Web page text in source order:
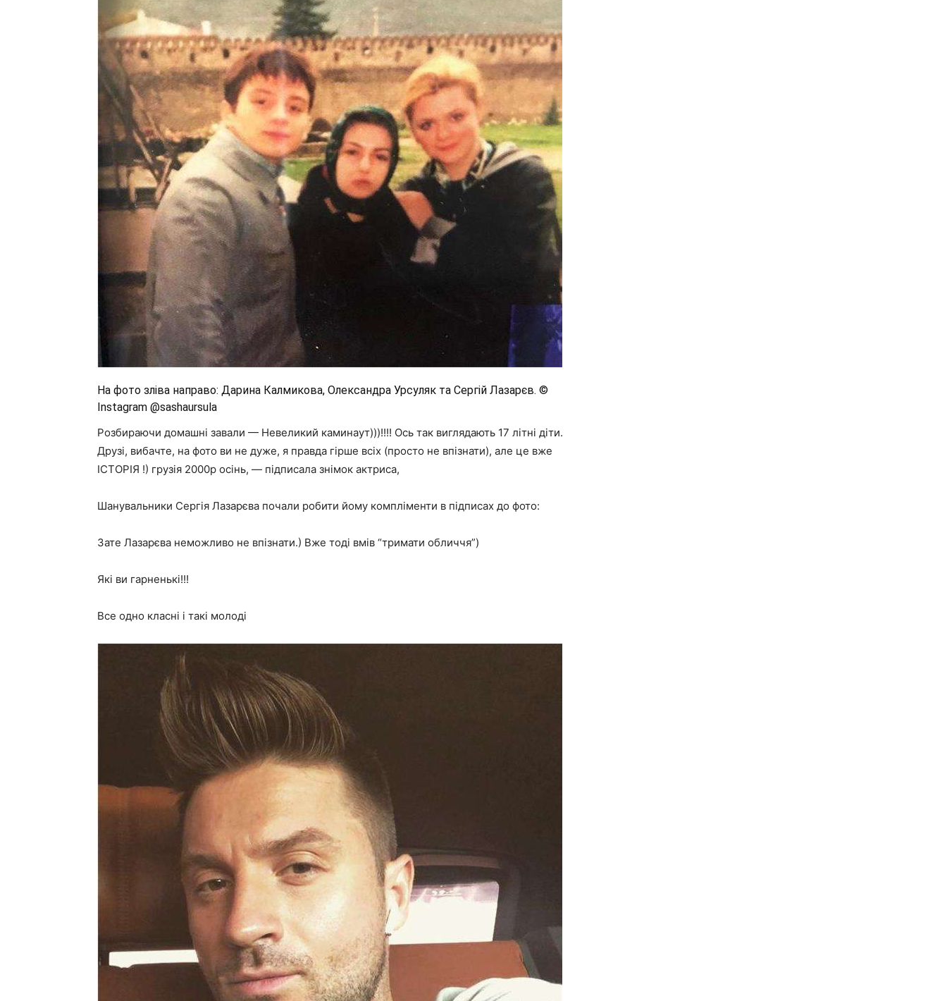
На фото зліва направо: Дарина Калмикова, Олександра Урсуляк та Сергій Лазарєв. ©
Instagram @sashaursula
Розбираючи домашні завали — Невеликий каминаут)))!!!! Ось так виглядають 17 літні діти.
Друзі, вибачте, на фото ви не дуже, я правда гірше всіх (просто не впізнати), але це вже
ІСТОРІЯ !) грузія 2000р осінь, — підписала знімок актриса,
Шанувальники Сергія Лазарєва почали робити йому компліменти в підписах до фото:
Зате Лазарєва неможливо не впізнати.) Вже тоді вмів “тримати обличчя”)
Які ви гарненькі!!!
Все одно класні і такі молоді